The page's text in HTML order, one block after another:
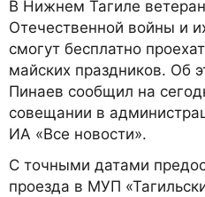
В Нижнем Тагиле
Отечественной войны и
смогут бесплатно
майских праздников. Об
Пинаев сообщил на
совещании в
ИА «Все новости».
С точными датами
проезда в МУП